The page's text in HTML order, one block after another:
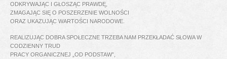
ODKRYWAJĄC I GŁOSZĄC PRAWDĘ,
ZMAGAJĄC SIĘ O POSZERZENIE WOLNOŚCI
ORAZ UKAZUJĄC WARTOŚCI NARODOWE.
REALIZUJĄC DOBRA SPOŁECZNE TRZEBA NAM PRZEKŁADAĆ SŁOWA W
CODZIENNY TRUD
PRACY ORGANICZNEJ „OD PODSTAW”,